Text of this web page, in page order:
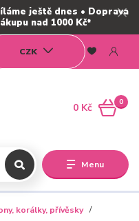
ještě dnes • Doprava
nad 1000 Kč*
Menu
CZK
0
0 Kč
korálky, přívěsky